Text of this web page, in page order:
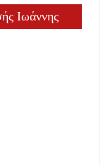
Ιωάννης